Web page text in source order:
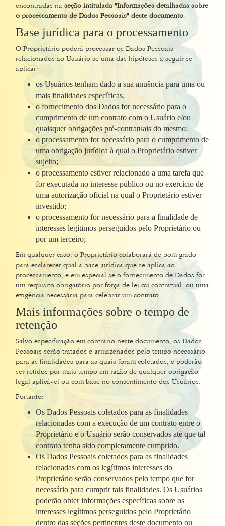
encontradas na seção intitulada "Informações detalhadas sobre
o processamento de Dados Pessoais" deste documento.
Base jurídica para o processamento
O Proprietário poderá processar os Dados Pessoais
relacionados ao Usuário se uma das hipóteses a seguir se
aplicar:
os Usuários tenham dado a sua anuência para uma ou
mais finalidades específicas.
o fornecimento dos Dados for necessário para o
cumprimento de um contrato com o Usuário e/ou
quaisquer obrigações pré-contratuais do mesmo;
o processamento for necessário para o cumprimento de
uma obrigação jurídica à qual o Proprietário estiver
sujeito;
o processamento estiver relacionado a uma tarefa que
for executada no interesse público ou no exercício de
uma autorização oficial na qual o Proprietário estiver
investido;
o processamento for necessário para a finalidade de
interesses legítimos perseguidos pelo Proprietário ou
por um terceiro;
Em qualquer caso, o Proprietário colaborará de bom grado
para esclarecer qual a base jurídica que se aplica ao
processamento, e em especial se o fornecimento de Dados for
um requisito obrigatório por força de lei ou contratual, ou uma
exigência necessária para celebrar um contrato.
Mais informações sobre o tempo de
retenção
Salvo especificação em contrário neste documento, os Dados
Pessoais serão tratados e armazenados pelo tempo necessário
para as finalidades para as quais foram coletados, e poderão
ser retidos por mais tempo em razão de qualquer obrigação
legal aplicável ou com base no consentimento dos Usuários.
Portanto:
Os Dados Pessoais coletados para as finalidades
relacionadas com a execução de um contrato entre o
Proprietário e o Usuário serão conservados até que tal
contrato tenha sido completamente cumprido.
Os Dados Pessoais coletados para as finalidades
relacionadas com os legítimos interesses do
Proprietário serão conservados pelo tempo que for
necessário para cumprir tais finalidades. Os Usuários
poderão obter informações específicas sobre os
interesses legítimos perseguidos pelo Proprietário
dentro das seções pertinentes deste documento ou